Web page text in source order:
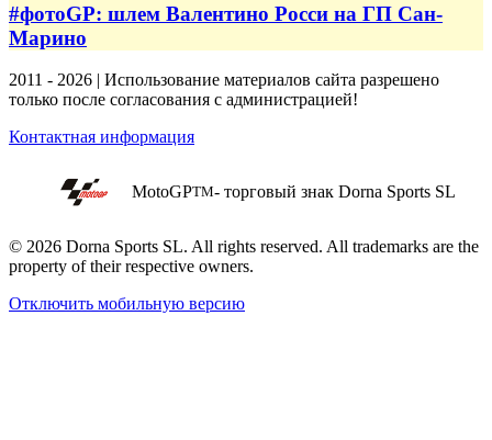
#фотоGP: шлем Валентино Росси на ГП Сан-
Марино
2011 - 2026 | Использование материалов сайта разрешено
только после согласования с администрацией!
Контактная информация
MotoGPTM- торговый знак Dorna Sports SL
© 2026 Dorna Sports SL. All rights reserved. All trademarks are the
property of their respective owners.
Отключить мобильную версию